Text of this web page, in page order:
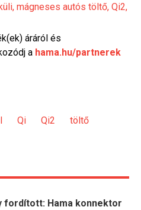
mágneses autós töltő, Qi2,
áráról és
a hama.hu/partnerek
Qi Qi2
töltő
fordított: Hama konnektor